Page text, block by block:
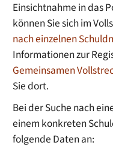
Einsichtnahme in das
können Sie sich im
nach einzelnen
Informationen zur
Gemeinsamen
Sie dort.
Bei der Suche nach
einem konkreten
folgende Daten an: